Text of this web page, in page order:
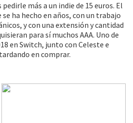
más a un indie de 15 euros. El
ha hecho en años, con un trabajo
y con una extensión y cantidad
para sí muchos AAA. Uno de
en Switch, junto con Celeste e
en comprar.